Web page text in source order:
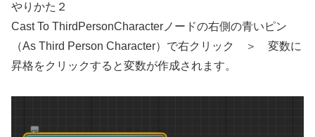
やりかた２
Cast To ThirdPersonCharacterノードの右側の青いピン
（As Third Person Character）で右クリック ＞ 変数に
昇格をクリックすると変数が作成されます。